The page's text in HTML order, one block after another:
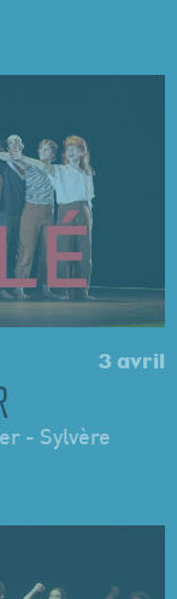
3 avril
- Sylvère